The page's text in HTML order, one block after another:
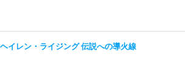
イレン・ライジング 伝説への導火線